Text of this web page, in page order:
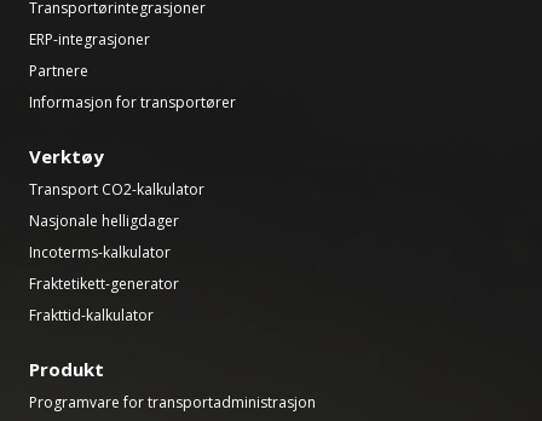
Transportørintegrasjoner
ERP-integrasjoner
Partnere
Informasjon for transportører
Verktøy
Transport CO2-kalkulator
Nasjonale helligdager
Incoterms-kalkulator
Fraktetikett-generator
Frakttid-kalkulator
Produkt
Programvare for transportadministrasjon